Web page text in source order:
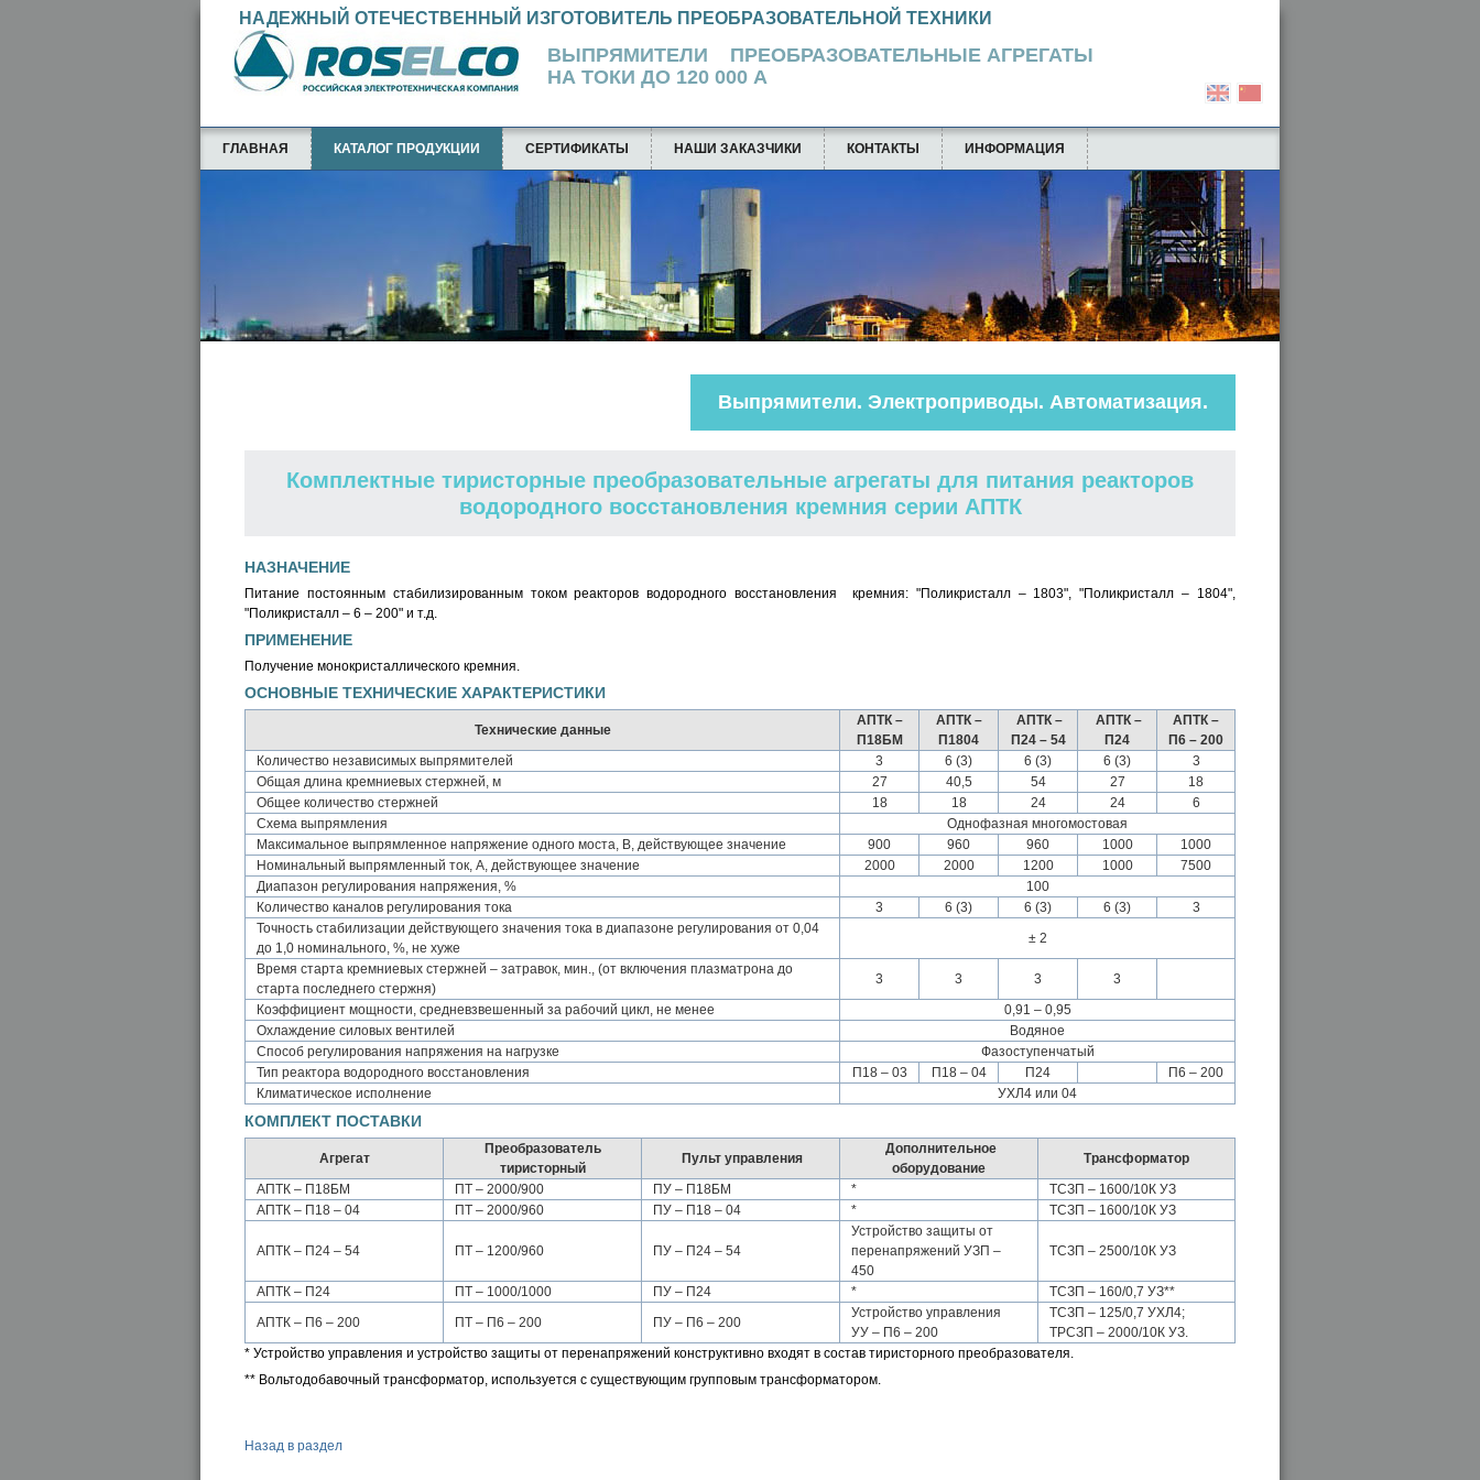
ВЫПРЯМИТЕЛИ ПРЕОБРАЗОВАТЕЛЬНЫЕ АГРЕГАТЫ
НА ТОКИ ДО 120 000 А
НАДЕЖНЫЙ ОТЕЧЕСТВЕННЫЙ ИЗГОТОВИТЕЛЬ ПРЕОБРАЗОВАТЕЛЬНОЙ ТЕХНИКИ
ГЛАВНАЯ КАТАЛОГ ПРОДУКЦИИ СЕРТИФИКАТЫ НАШИ ЗАКАЗЧИКИ КОНТАКТЫ ИНФОРМАЦИЯ
Выпрямители. Электроприводы. Автоматизация.
Комплектные тиристорные преобразовательные агрегаты для питания реакторов
водородного восстановления кремния серии АПТК
НАЗНАЧЕНИЕ
Питание постоянным стабилизированным током реакторов водородного восстановления кремния: "Поликристалл – 1803", "Поликристалл – 1804",
"Поликристалл – 6 – 200" и т.д.
ПРИМЕНЕНИЕ
Получение монокристаллического кремния.
ОСНОВНЫЕ ТЕХНИЧЕСКИЕ ХАРАКТЕРИСТИКИ
Технические данные
АПТК –
П18БМ
АПТК –
П1804
АПТК –
П24 – 54
АПТК –
П24
АПТК –
П6 – 200
Количество независимых выпрямителей
3 6 (3) 6 (3) 6 (3)
3
Общая длина кремниевых стержней, м
27 40,5 54 27
18
Общее количество стержней
18 18 24 24
6
Схема выпрямления
Однофазная многомостовая
Максимальное выпрямленное напряжение одного моста, В, действующее значение
900 960 960 1000
1000
Номинальный выпрямленный ток, А, действующее значение
2000 2000 1200 1000
7500
Диапазон регулирования напряжения, %
100
Количество каналов регулирования тока
3 6 (3) 6 (3) 6 (3)
3
Точность стабилизации действующего значения тока в диапазоне регулирования от 0,04
до 1,0 номинального, %, не хуже
± 2
Время старта кремниевых стержней – затравок, мин., (от включения плазматрона до
старта последнего стержня)
3 3 3
3
Коэффициент мощности, средневзвешенный за рабочий цикл, не менее
0,91 – 0,95
Охлаждение силовых вентилей
Водяное
Способ регулирования напряжения на нагрузке
Фазоступенчатый
Тип реактора водородного восстановления
П18 – 03 П18 – 04 П24
П6 – 200
Климатическое исполнение
УХЛ4 или 04
КОМПЛЕКТ ПОСТАВКИ
Агрегат
Преобразователь
тиристорный
Пульт управления
Дополнительное
оборудование
Трансформатор
АПТК – П18БМ
ПТ – 2000/900 ПУ – П18БМ *
ТСЗП – 1600/10К УЗ
АПТК – П18 – 04
ПТ – 2000/960 ПУ – П18 – 04 * ТСЗП – 1600/10К УЗ
АПТК – П24 – 54 ПТ – 1200/960 ПУ – П24 – 54
Устройство защиты от
перенапряжений УЗП –
450
ТСЗП – 2500/10К УЗ
АПТК – П24 ПТ – 1000/1000 ПУ – П24 *
ТСЗП – 160/0,7 УЗ**
АПТК – П6 – 200
ПТ – П6 – 200 ПУ – П6 – 200
Устройство управления
УУ – П6 – 200
ТСЗП – 125/0,7 УХЛ4;
ТРСЗП – 2000/10К УЗ.
* Устройство управления и устройство защиты от перенапряжений конструктивно входят в состав тиристорного преобразователя.
** Вольтодобавочный трансформатор, используется с существующим групповым трансформатором.
Назад в раздел